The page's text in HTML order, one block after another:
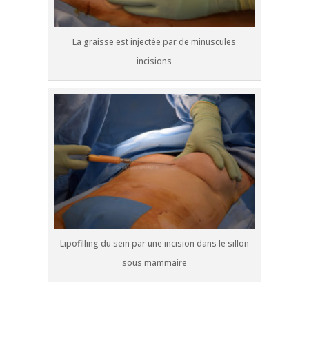
La graisse est injectée par de minuscules
incisions
Lipofilling du sein par une incision dans le sillon
sous mammaire